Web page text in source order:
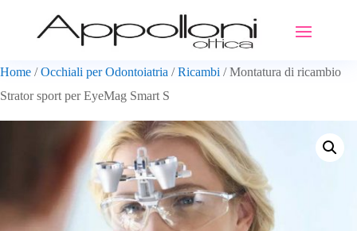
Home /Occhiali per Odontoiatria /Ricambi / Montatura di ricambio
Strator sport per EyeMag Smart S